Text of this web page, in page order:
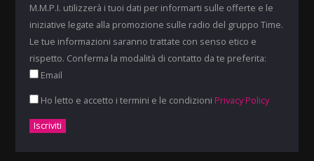
M.M.P.I. utilizzerà i tuoi dati per informarti sulle offerte e le
iniziative legate alla promozione sulle radio del gruppo Time.
Le tue informazioni saranno trattate con senso etico e
rispetto. Conferma la modalità di contatto da te preferita:
Email
Ho letto e accetto i termini e le condizioni Privacy Policy